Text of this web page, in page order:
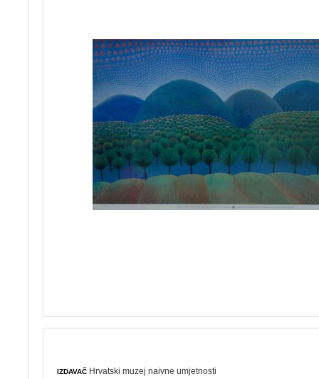
IZDAVAČ Hrvatski muzej naivne umjetnosti